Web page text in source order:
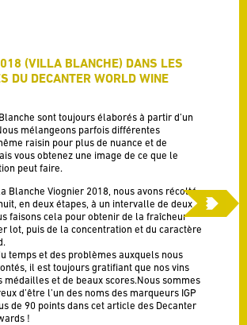
(VILLA BLANCHE) DANS LES
DU DECANTER WORLD WINE
sont toujours élaborés à partir d’un
mélangeons parfois différentes
raisin pour plus de nuance et de
vous obtenez une image de ce que le
peut faire.
Blanche Viognier 2018, nous avons récolté
en deux étapes, à un intervalle de deux
faisons cela pour obtenir de la fraîcheur
lot, puis de la concentration et du caractère
temps et des problèmes auxquels nous
il est toujours gratifiant que nos vins
médailles et de beaux scores.Nous sommes
d’être l’un des noms des marqueurs IGP
de 90 points dans cet article des Decanter
!